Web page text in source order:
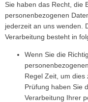
Sie haben das Recht, die
personenbezogenen
jederzeit an uns wenden.
Verarbeitung besteht in
Wenn Sie die
Regel Zeit, um
Prüfung haben Sie
Verarbeitung Ihrer